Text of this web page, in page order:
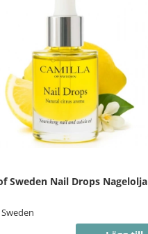
Sweden Nail Drops Nagelolja